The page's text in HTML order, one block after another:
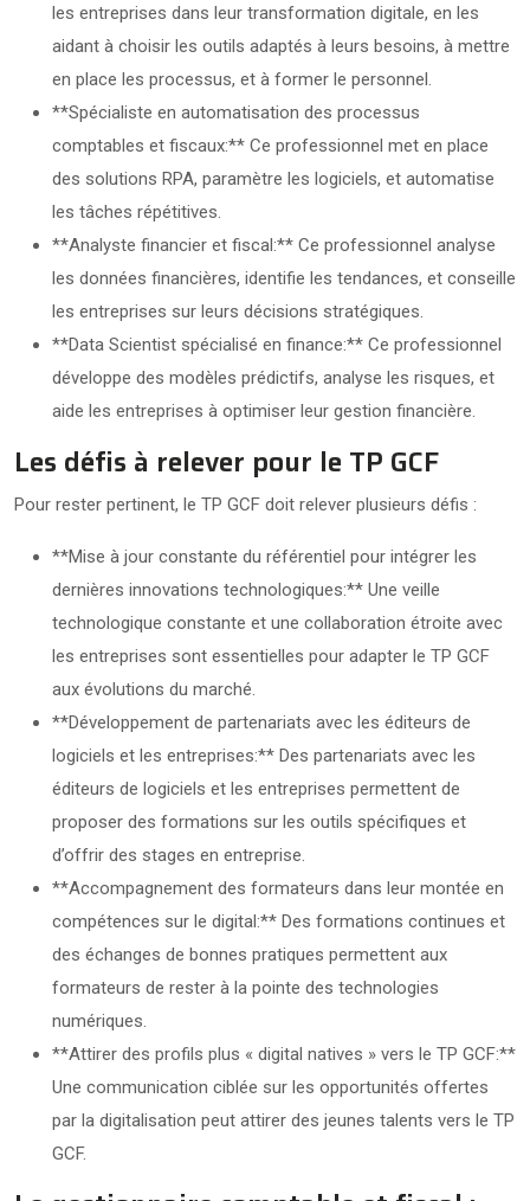
les entreprises dans leur transformation digitale, en les
aidant à choisir les outils adaptés à leurs besoins, à mettre
en place les processus, et à former le personnel.
**Spécialiste en automatisation des processus
comptables et fiscaux:** Ce professionnel met en place
des solutions RPA, paramètre les logiciels, et automatise
les tâches répétitives.
**Analyste financier et fiscal:** Ce professionnel analyse
les données financières, identifie les tendances, et conseille
les entreprises sur leurs décisions stratégiques.
**Data Scientist spécialisé en finance:** Ce professionnel
développe des modèles prédictifs, analyse les risques, et
aide les entreprises à optimiser leur gestion financière.
Les défis à relever pour le TP GCF
Pour rester pertinent, le TP GCF doit relever plusieurs défis :
**Mise à jour constante du référentiel pour intégrer les
dernières innovations technologiques:** Une veille
technologique constante et une collaboration étroite avec
les entreprises sont essentielles pour adapter le TP GCF
aux évolutions du marché.
**Développement de partenariats avec les éditeurs de
logiciels et les entreprises:** Des partenariats avec les
éditeurs de logiciels et les entreprises permettent de
proposer des formations sur les outils spécifiques et
d’offrir des stages en entreprise.
**Accompagnement des formateurs dans leur montée en
compétences sur le digital:** Des formations continues et
des échanges de bonnes pratiques permettent aux
formateurs de rester à la pointe des technologies
numériques.
**Attirer des profils plus « digital natives » vers le TP GCF:**
Une communication ciblée sur les opportunités offertes
par la digitalisation peut attirer des jeunes talents vers le TP
GCF.